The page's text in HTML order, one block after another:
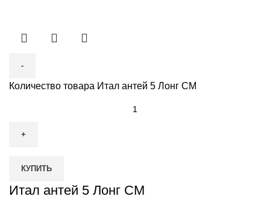
Количество товара Итал антей 5 Лонг СМ
КУПИТЬ
Итал антей 5 Лонг СМ